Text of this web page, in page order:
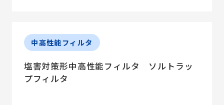
中高性能フィルタ
塩害対策形中高性能フィルタ ソルトラッ
プフィルタ